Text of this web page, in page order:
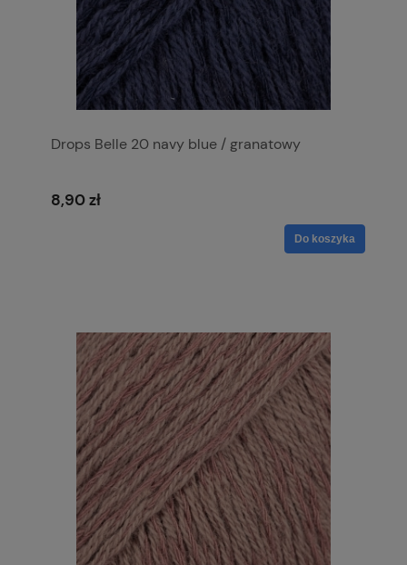
Drops Belle 20 navy blue / granatowy
8,90 zł
Do koszyka